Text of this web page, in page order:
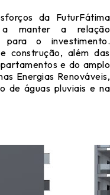
da FuturFátima
manter a relação
para o investimento.
construção, além das
e do amplo
Energias Renováveis,
de águas pluviais e na